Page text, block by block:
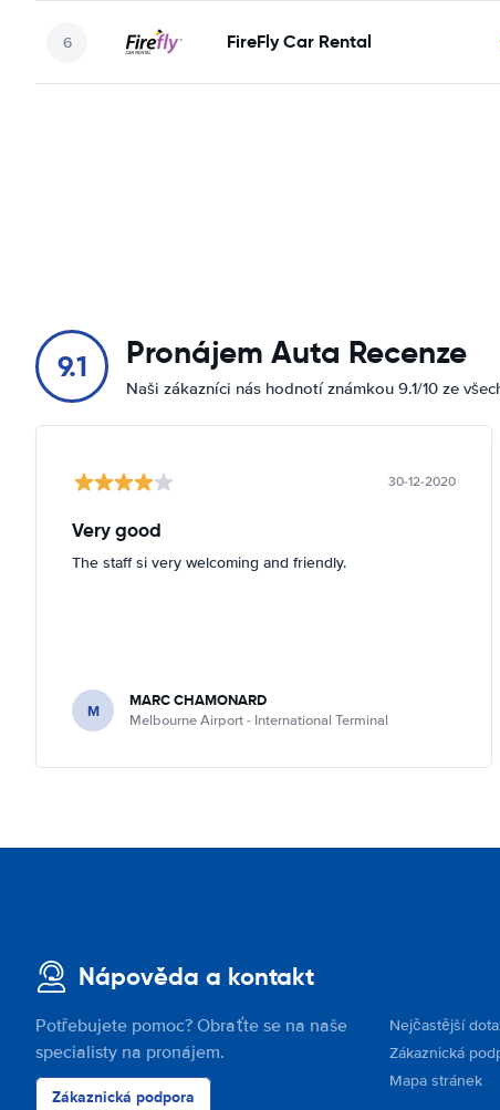
FireFly Car Rental
9.1 Pronájem Auta Recenze
Naši zákazníci nás hodnotí známkou 9.1/10 ze
30-12-2020
Very good
The staff si very welcoming and friendly.
M MARC CHAMONARD
Melbourne Airport - International Terminal
Nápověda a kontakt
Potřebujete pomoc? Obraťte se na naše
specialisty na pronájem.
Zákaznická podpora
Nejčastější
Zákaznická
Mapa stránek